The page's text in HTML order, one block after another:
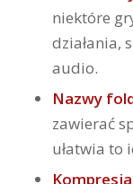
niektóre
działania,
audio.
Nazwy
zawierać
ułatwia to
Kompresja